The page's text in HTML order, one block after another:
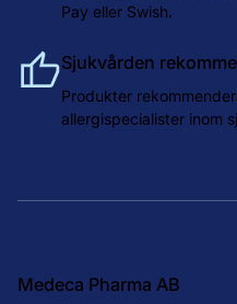
Pay eller Swish.
Sjukvården
Produkter
allergispecialister inom
Medeca Pharma AB